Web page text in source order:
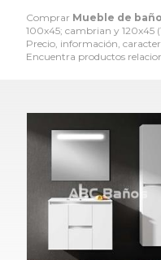
Comprar Mueble de
100x45; cambrian y 120x45
Precio, información,
Encuentra productos